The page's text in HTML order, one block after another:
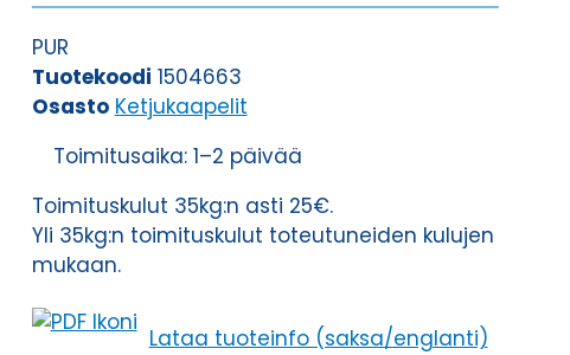
SK-
PUR
UL/CSA
18G0,5
määrä
PUR
Tuotekoodi 1504663
Osasto Ketjukaapelit
Toimitusaika: 1–2 päivää
Toimituskulut 35kg:n asti 25€.
Yli 35kg:n toimituskulut toteutuneiden kulujen
mukaan.
Lataa tuoteinfo (saksa/englanti)